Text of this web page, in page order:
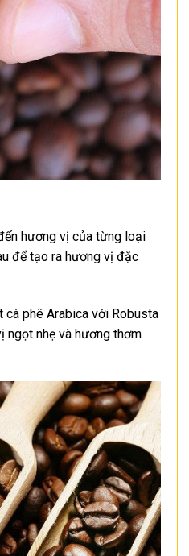
hương vị của từng loại
để tạo ra hương vị đặc
cà phê Arabica với Robusta
ngọt nhẹ và hương thơm